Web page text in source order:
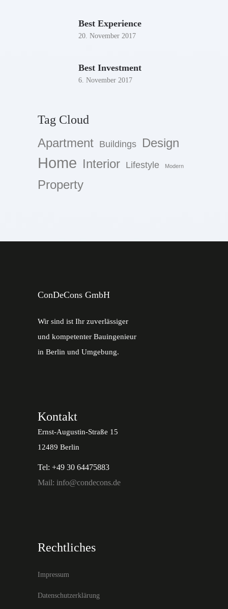
Best Experience
20. November 2017
Best Investment
6. November 2017
Tag Cloud
Apartment Buildings Design
Home Interior Lifestyle Modern
Property
ConDeCons GmbH
Wir sind ist Ihr zuverlässiger
und kompetenter Bauingenieur
in Berlin und Umgebung.
Kontakt
Ernst-Augustin-Straße 15
12489 Berlin
Tel: +49 30 64475883
Mail: info@condecons.de
Rechtliches
Impressum
Datenschutzerklärung